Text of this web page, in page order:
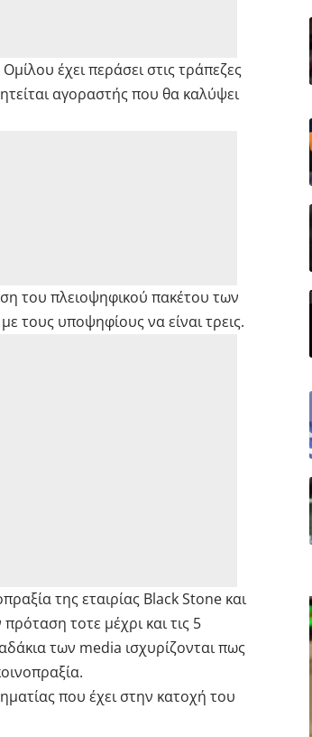
έχει περάσει στις τράπεζες
αγοραστής που θα καλύψει
του πλειοψηφικού πακέτου των
τους υποψηφίους να είναι τρεις.
της εταιρίας Black Stone και
τοτε μέχρι και τις 5
των media ισχυρίζονται πως
που έχει στην κατοχή του